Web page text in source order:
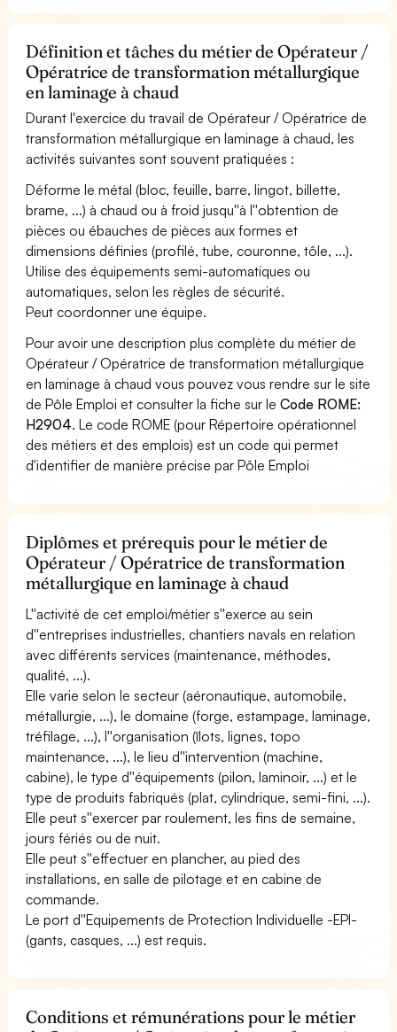
Définition et tâches du métier de Opérateur /
Opératrice de transformation métallurgique
en laminage à chaud
Durant l'exercice du travail de Opérateur / Opératrice de
transformation métallurgique en laminage à chaud, les
activités suivantes sont souvent pratiquées :
Déforme le métal (bloc, feuille, barre, lingot, billette,
brame, ...) à chaud ou à froid jusqu''à l''obtention de
pièces ou ébauches de pièces aux formes et
dimensions définies (profilé, tube, couronne, tôle, ...).
Utilise des équipements semi-automatiques ou
automatiques, selon les règles de sécurité.
Peut coordonner une équipe.
Pour avoir une description plus complète du métier de
Opérateur / Opératrice de transformation métallurgique
en laminage à chaud vous pouvez vous rendre sur le site
de Pôle Emploi et consulter la fiche sur leCode ROME:
H2904. Le code ROME (pour Répertoire opérationnel
des métiers et des emplois) est un code qui permet
d'identifier de manière précise par Pôle Emploi
Diplômes et prérequis pour le métier de
Opérateur / Opératrice de transformation
métallurgique en laminage à chaud
L''activité de cet emploi/métier s''exerce au sein
d''entreprises industrielles, chantiers navals en relation
avec différents services (maintenance, méthodes,
qualité, ...).
Elle varie selon le secteur (aéronautique, automobile,
métallurgie, ...), le domaine (forge, estampage, laminage,
tréfilage, ...), l''organisation (îlots, lignes, topo
maintenance, ...), le lieu d''intervention (machine,
cabine), le type d''équipements (pilon, laminoir, ...) et le
type de produits fabriqués (plat, cylindrique, semi-fini, ...).
Elle peut s''exercer par roulement, les fins de semaine,
jours fériés ou de nuit.
Elle peut s''effectuer en plancher, au pied des
installations, en salle de pilotage et en cabine de
commande.
Le port d''Equipements de Protection Individuelle -EPI-
(gants, casques, ...) est requis.
Conditions et rémunérations pour le métier